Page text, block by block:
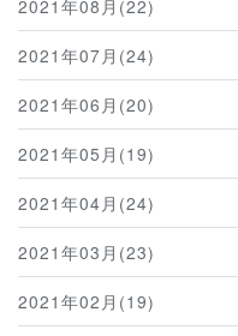
2021年08月(22)
2021年07月(24)
2021年06月(20)
2021年05月(19)
2021年04月(24)
2021年03月(23)
2021年02月(19)